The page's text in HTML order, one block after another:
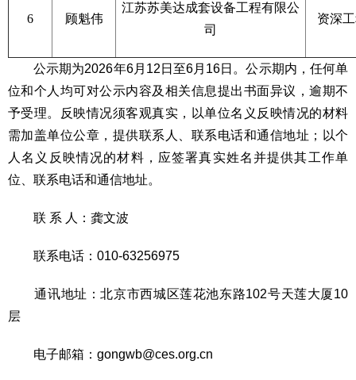
6 顾魁伟
江苏苏美达成套设备工程有限公
司
资深
公示期为2026年6月12日至6月16日。公示期内，任何单
位和个人均可对公示内容及相关信息提出书面异议，逾期不
予受理。反映情况须客观真实，以单位名义反映情况的材料
需加盖单位公章，提供联系人、联系电话和通信地址；以个
人名义反映情况的材料，应签署真实姓名并提供其工作单
位、联系电话和通信地址。
联 系 人：龚文波
联系电话：010-63256975
通讯地址：北京市西城区莲花池东路102号天莲大厦10
层
电子邮箱：gongwb@ces.org.cn